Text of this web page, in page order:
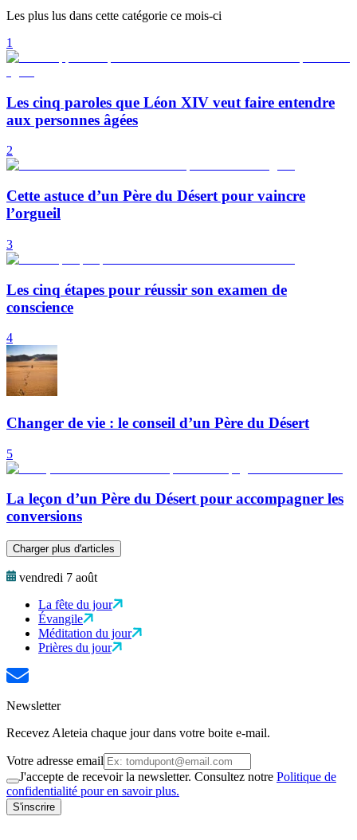
Les plus lus dans cette catégorie ce mois-ci
1
Les cinq paroles que Léon XIV veut faire entendre
aux personnes âgées
2
Cette astuce d’un Père du Désert pour vaincre
l’orgueil
3
Les cinq étapes pour réussir son examen de
conscience
4
Changer de vie : le conseil d’un Père du Désert
5
La leçon d’un Père du Désert pour accompagner les
conversions
Charger plus d'articles
vendredi 7 août
La fête du jour
Évangile
Méditation du jour
Prières du jour
Newsletter
Recevez Aleteia chaque jour dans votre boite e-mail.
Votre adresse email
J'accepte de recevoir la newsletter. Consultez notre Politique de
confidentialité pour en savoir plus.
S'inscrire